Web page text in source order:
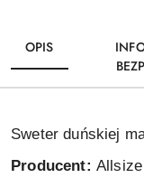
OPIS
Sweter duńskiej
Producent: Allsize